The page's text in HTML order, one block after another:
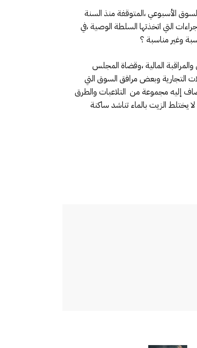
الأسبوعي ،المتوقفة منذ السنة
التي اتخذتها السلطة الوصية ،في
وغير مناسبة ؟
المالية ،وقضاة المجلس
التجارية وبعض مرافق السوق التي
إليه مجموعة من التلاعبات والطرق
يختلط الزيت بالماء تناشد ساكنة